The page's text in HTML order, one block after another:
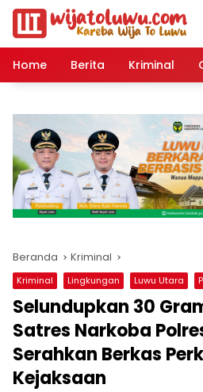
Langsung
konten
Home
Berita Kriminal
Beranda Kriminal
Kriminal Lingkungan Luwu Utara
Selundupkan 30
Satres Narkoba
Serahkan Berkas
Kejaksaan